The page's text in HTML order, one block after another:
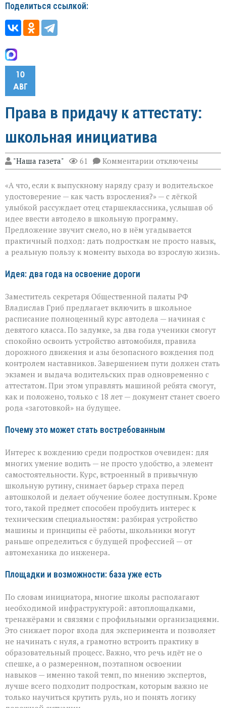
Поделиться ссылкой:
10
АВГ
Права в придачу к аттестату:
школьная инициатива
"Наша газета" 61 Комментарии к
записи
в
придачу
аттестату:
школьная
инициатива
отключены
«А что, если к выпускному наряду сразу и водительское
удостоверение — как часть взросления?» — с лёгкой
улыбкой рассуждает отец старшеклассника, услышав об
идее ввести автодело в школьную программу.
Предложение звучит смело, но в нём угадывается
практичный подход: дать подросткам не просто навык,
а реальную пользу к моменту выхода во взрослую жизнь.
Идея: два года на освоение дороги
Заместитель секретаря Общественной палаты РФ
Владислав Гриб предлагает включить в школьное
расписание полноценный курс автодела — начиная с
девятого класса. По задумке, за два года ученики смогут
спокойно освоить устройство автомобиля, правила
дорожного движения и азы безопасного вождения под
контролем наставников. Завершением пути должен стать
экзамен и выдача водительских прав одновременно с
аттестатом. При этом управлять машиной ребята смогут,
как и положено, только с 18 лет — документ станет своего
рода «заготовкой» на будущее.
Почему это может стать востребованным
Интерес к вождению среди подростков очевиден: для
многих умение водить — не просто удобство, а элемент
самостоятельности. Курс, встроенный в привычную
школьную рутину, снимает барьер страха перед
автошколой и делает обучение более доступным. Кроме
того, такой предмет способен пробудить интерес к
техническим специальностям: разбирая устройство
машины и принципы её работы, школьники могут
раньше определиться с будущей профессией — от
автомеханика до инженера.
Площадки и возможности: база уже есть
По словам инициатора, многие школы располагают
необходимой инфраструктурой: автоплощадками,
тренажёрами и связями с профильными организациями.
Это снижает порог входа для эксперимента и позволяет
не начинать с нуля, а грамотно встроить практику в
образовательный процесс. Важно, что речь идёт не о
спешке, а о размеренном, поэтапном освоении
навыков — именно такой темп, по мнению экспертов,
лучше всего подходит подросткам, которым важно не
только научиться крутить руль, но и понять логику